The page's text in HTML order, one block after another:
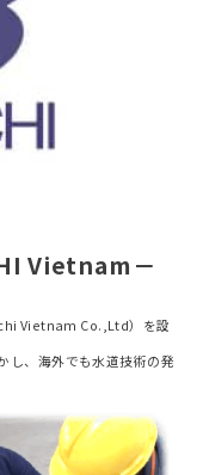
Vietnam －
Vietnam Co.,Ltd）を設
し、海外でも水道技術の発